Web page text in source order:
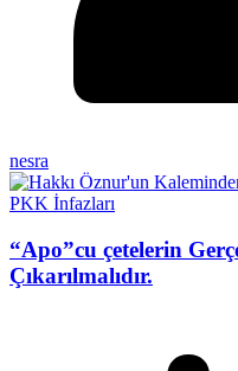
nesra
PKK İnfazları
“Apo”cu çetelerin
Çıkarılmalıdır.